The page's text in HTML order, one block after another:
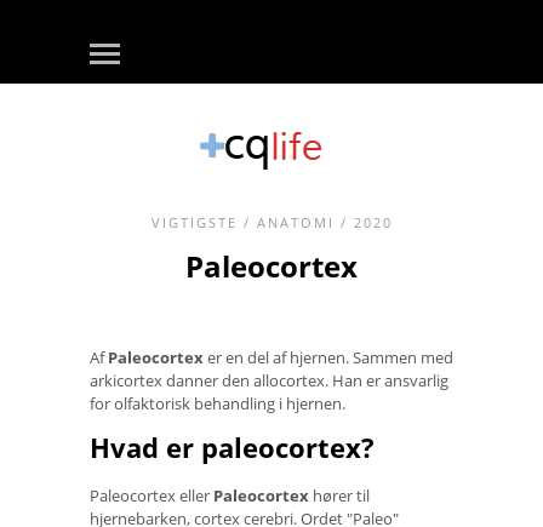
VIGTIGSTE / ANATOMI / 2020
Paleocortex
AfPaleocortexer en del af hjernen. Sammen med
arkicortex danner den allocortex. Han er ansvarlig
for olfaktorisk behandling i hjernen.
Hvad er paleocortex?
Paleocortex eller Paleocortex hører til
hjernebarken, cortex cerebri. Ordet "Paleo"